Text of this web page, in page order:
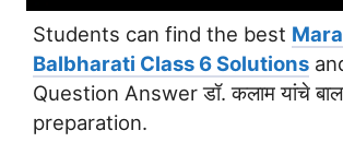
Students can find the best
Balbharati Class 6 Solutions
Question Answer डॉ. कलाम यांचे
preparation.